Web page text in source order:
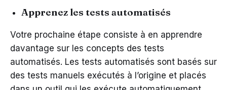
Apprenez les tests automatisés
Votre prochaine étape consiste à en apprendre
davantage sur les concepts des tests
automatisés. Les tests automatisés sont basés sur
des tests manuels exécutés à l’origine et placés